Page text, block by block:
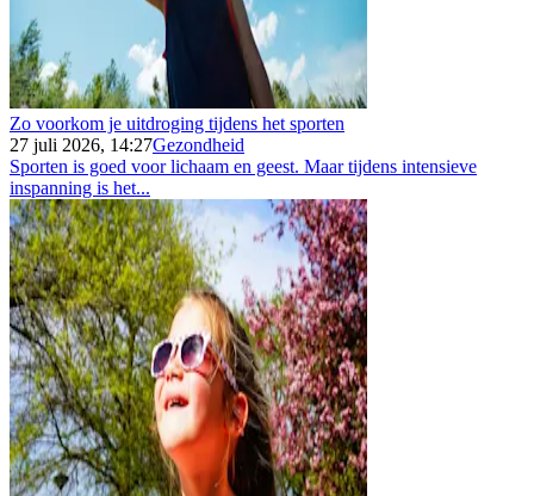
Zo voorkom je uitdroging tijdens het sporten
27 juli 2026, 14:27Gezondheid
Sporten is goed voor lichaam en geest. Maar tijdens intensieve
inspanning is het...